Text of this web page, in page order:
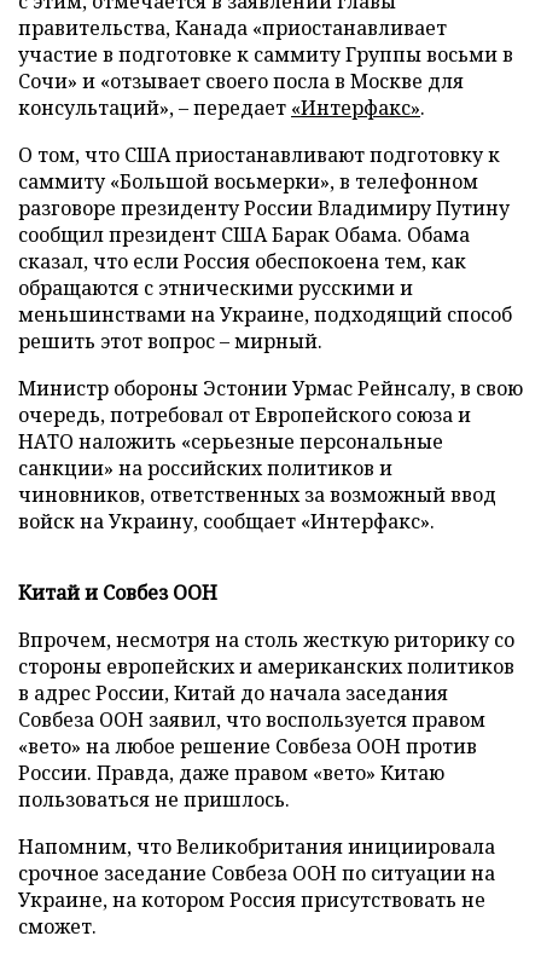
правительства, Канада «приостанавливает
участие в подготовке к саммиту Группы восьми в
Сочи» и «отзывает своего посла в Москве для
консультаций», – передает «Интерфакс».
О том, что США приостанавливают подготовку к
саммиту «Большой восьмерки», в телефонном
разговоре президенту России Владимиру Путину
сообщил президент США Барак Обама. Обама
сказал, что если Россия обеспокоена тем, как
обращаются с этническими русскими и
меньшинствами на Украине, подходящий способ
решить этот вопрос – мирный.
Министр обороны Эстонии Урмас Рейнсалу, в свою
очередь, потребовал от Европейского союза и
НАТО наложить «серьезные персональные
санкции» на российских политиков и
чиновников, ответственных за возможный ввод
войск на Украину, сообщает «Интерфакс».
Китай и Совбез ООН
Впрочем, несмотря на столь жесткую риторику со
стороны европейских и американских политиков
в адрес России, Китай до начала заседания
Совбеза ООН заявил, что воспользуется правом
«вето» на любое решение Совбеза ООН против
России. Правда, даже правом «вето» Китаю
пользоваться не пришлось.
Напомним, что Великобритания инициировала
срочное заседание Совбеза ООН по ситуации на
Украине, на котором Россия присутствовать не
сможет.